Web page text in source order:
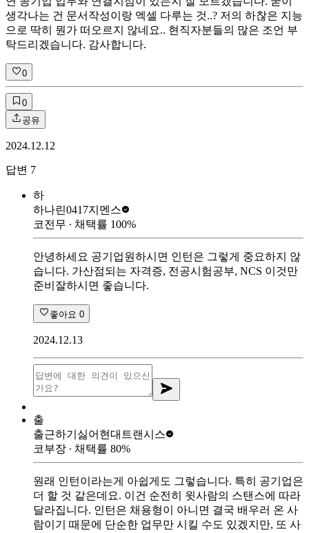
생각나는 건 문서작성이랑 엑셀 다루는 것..? 저의 하찮은 지능
으로 딱히 뭔가 떠오르지 않네요.. 현직자분들의 많은 조언 부
탁드리겠습니다. 감사합니다.
0
0
공유
2024.12.12
답변 7
하
하나린0417지멘스
코전무 ∙ 채택률 100%
안녕하세요 공기업원하시면 인턴은 그렇게 중요하지 않
습니다. 가산점되는 자격증, 전공시험공부, NCS 이것만
준비잘하시면 좋습니다.
좋아요 0
2024.12.13
출
출근하기싫어 현대트랜시스
코부장 ∙ 채택률 80%
원래 인턴이라는게 아쉽게도 그렇습니다. 특히 공기업은
더 할 것 같은데요. 이건 순전히 윗사람의 스탠스에 따라
달라집니다. 인턴은 채용형이 아니면 결국 배우러 온 사
람이기 때문에 단순한 업무만 시킬 수도 있겠지만, 또 사